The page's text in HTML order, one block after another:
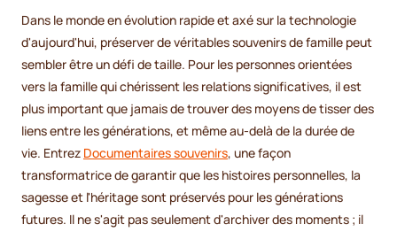
Dans le monde en évolution rapide et axé sur la technologie
d'aujourd'hui, préserver de véritables souvenirs de famille peut
sembler être un défi de taille. Pour les personnes orientées
vers la famille qui chérissent les relations significatives, il est
plus important que jamais de trouver des moyens de tisser des
liens entre les générations, et même au-delà de la durée de
vie. Entrez Documentaires souvenirs, une façon
transformatrice de garantir que les histoires personnelles, la
sagesse et l'héritage sont préservés pour les générations
futures. Il ne s'agit pas seulement d'archiver des moments ; il